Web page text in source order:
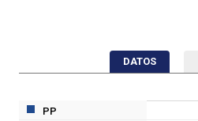
DATOS
PP